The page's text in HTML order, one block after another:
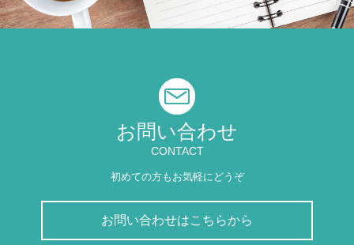
お問い合わせ
CONTACT
初めての方もお気軽にどうぞ
お問い合わせはこちらから